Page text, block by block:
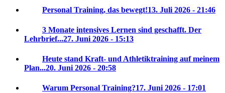
Personal Training, das bewegt!13. Juli 2026 - 21:46
3 Monate intensives Lernen sind geschafft. Der
Lehrbrief...27. Juni 2026 - 15:13
Heute stand Kraft- und Athletiktraining auf meinem
Plan...20. Juni 2026 - 20:58
Warum Personal Training?17. Juni 2026 - 17:01